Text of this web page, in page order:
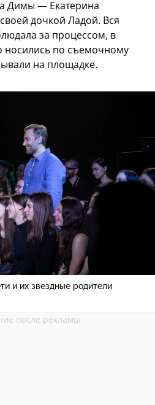
Димы — Екатерина
дочкой Ладой. Вся
за процессом, в
носились по съемочному
на площадке.
и их звездные родители